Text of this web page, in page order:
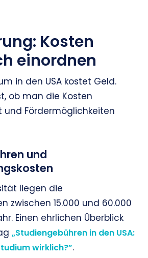
Kosten
einordnen
in den USA kostet Geld.
ob man die Kosten
und Fördermöglichkeiten
und
liegen die
zwischen 15.000 und 60.000
Einen ehrlichen Überblick
„Studiengebühren in den USA:
wirklich?”.